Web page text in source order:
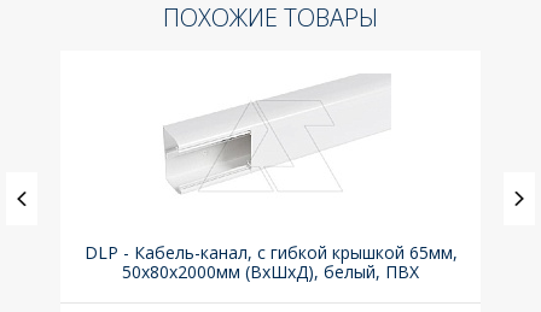
ПОХОЖИЕ ТОВАРЫ
DLP - Кабель-канал, с гибкой крышкой 65мм,
50x80х2000мм (ВхШхД), белый, ПВХ